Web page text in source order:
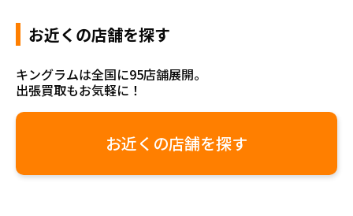
お近くの店舗を探す
キングラムは全国に95店舗展開。
出張買取もお気軽に！
お近くの店舗を探す